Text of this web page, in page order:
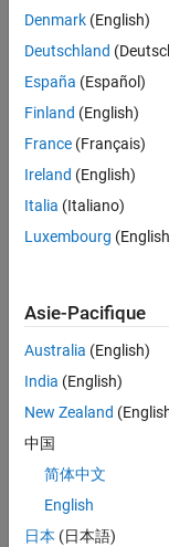
Poste:
36935-
Ingénierie
de
la
FR-
Résumé
du
poste
Are you
about
state-of-
the-art
Denmark (English)
Deutschland
España (Español)
Finland (English)
France (Français)
Ireland (English)
Italia (Italiano)
Luxembourg
Asie-Pacifique
Australia (English)
India (English)
New Zealand
中国
简体中文
English
日本 (日本語)